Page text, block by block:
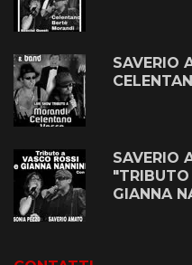
SAVERIO
SAVERIO
"TRIBUTO
GIANNA